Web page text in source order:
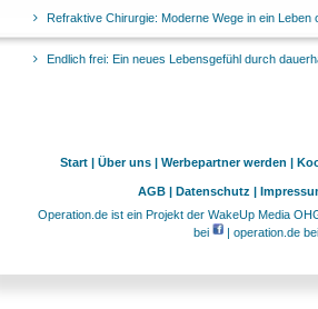
Refraktive Chirurgie: Moderne Wege in ein Leben
Endlich frei: Ein neues Lebensgefühl durch
Start | Über uns | Werbepartner werden |
AGB | Datenschutz |
Operation.de ist ein Projekt der WakeUp Media
bei
| operation.de bei